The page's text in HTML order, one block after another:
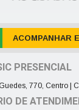
ACOMPANHAR
PRESENCIAL
770, Centro |
DE